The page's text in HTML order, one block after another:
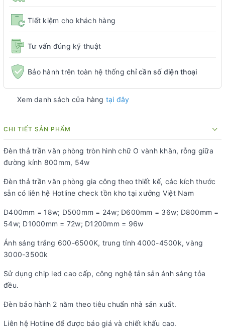
Tiết kiệm cho khách hàng
Tư vấn đúng kỹ thuật
Bảo hành trên toàn hệ thống chỉ cần số điện thoại
Xem danh sách cửa hàng tại đây
CHI TIẾT SẢN PHẨM
Đèn thả trần văn phòng tròn hình chữ O vành khăn, rỗng giữa
đường kính 800mm, 54w
Đèn thả trần văn phòng gia công theo thiết kế, các kích thước
sẵn có liên hệ Hotline check tồn kho tại xưởng Việt Nam
D400mm = 18w; D500mm = 24w; D600mm = 36w; D800mm =
54w; D1000mm = 72w; D1200mm = 96w
Ánh sáng trắng 600-6500K, trung tính 4000-4500k, vàng
3000-3500k
Sử dụng chip led cao cấp, công nghệ tản sản ánh sáng tỏa
đều.
Đèn bảo hành 2 năm theo tiêu chuẩn nhà sản xuất.
Liên hệ Hotline để được báo giá và chiết khấu cao.